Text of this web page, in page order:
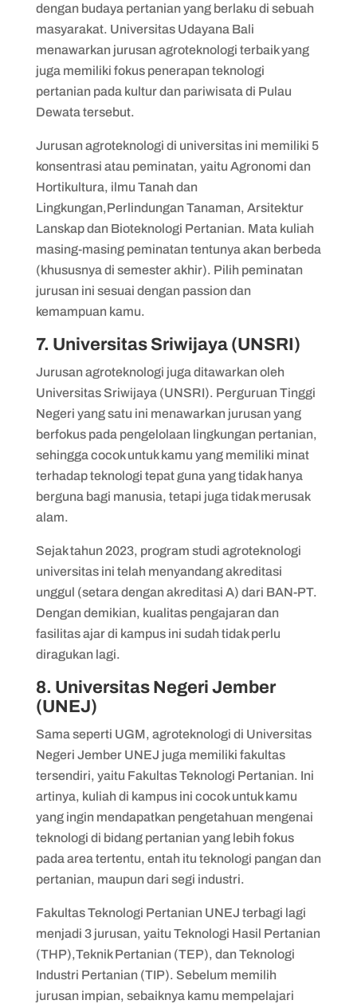
dengan budaya pertanian yang berlaku di sebuah
masyarakat. Universitas Udayana Bali
menawarkan jurusan agroteknologi terbaik yang
juga memiliki fokus penerapan teknologi
pertanian pada kultur dan pariwisata di Pulau
Dewata tersebut.
Jurusan agroteknologi di universitas ini memiliki 5
konsentrasi atau peminatan, yaitu Agronomi dan
Hortikultura, ilmu Tanah dan
Lingkungan,Perlindungan Tanaman, Arsitektur
Lanskap dan Bioteknologi Pertanian. Mata kuliah
masing-masing peminatan tentunya akan berbeda
(khususnya di semester akhir). Pilih peminatan
jurusan ini sesuai dengan passion dan
kemampuan kamu.
7. Universitas Sriwijaya (UNSRI)
Jurusan agroteknologi juga ditawarkan oleh
Universitas Sriwijaya (UNSRI). Perguruan Tinggi
Negeri yang satu ini menawarkan jurusan yang
berfokus pada pengelolaan lingkungan pertanian,
sehingga cocok untuk kamu yang memiliki minat
terhadap teknologi tepat guna yang tidak hanya
berguna bagi manusia, tetapi juga tidak merusak
alam.
Sejak tahun 2023, program studi agroteknologi
universitas ini telah menyandang akreditasi
unggul (setara dengan akreditasi A) dari BAN-PT.
Dengan demikian, kualitas pengajaran dan
fasilitas ajar di kampus ini sudah tidak perlu
diragukan lagi.
8. Universitas Negeri Jember
(UNEJ)
Sama seperti UGM, agroteknologi di Universitas
Negeri Jember UNEJ juga memiliki fakultas
tersendiri, yaitu Fakultas Teknologi Pertanian. Ini
artinya, kuliah di kampus ini cocok untuk kamu
yang ingin mendapatkan pengetahuan mengenai
teknologi di bidang pertanian yang lebih fokus
pada area tertentu, entah itu teknologi pangan dan
pertanian, maupun dari segi industri.
Fakultas Teknologi Pertanian UNEJ terbagi lagi
menjadi 3 jurusan, yaitu Teknologi Hasil Pertanian
(THP),Teknik Pertanian (TEP), dan Teknologi
Industri Pertanian (TIP). Sebelum memilih
jurusan impian, sebaiknya kamu mempelajari